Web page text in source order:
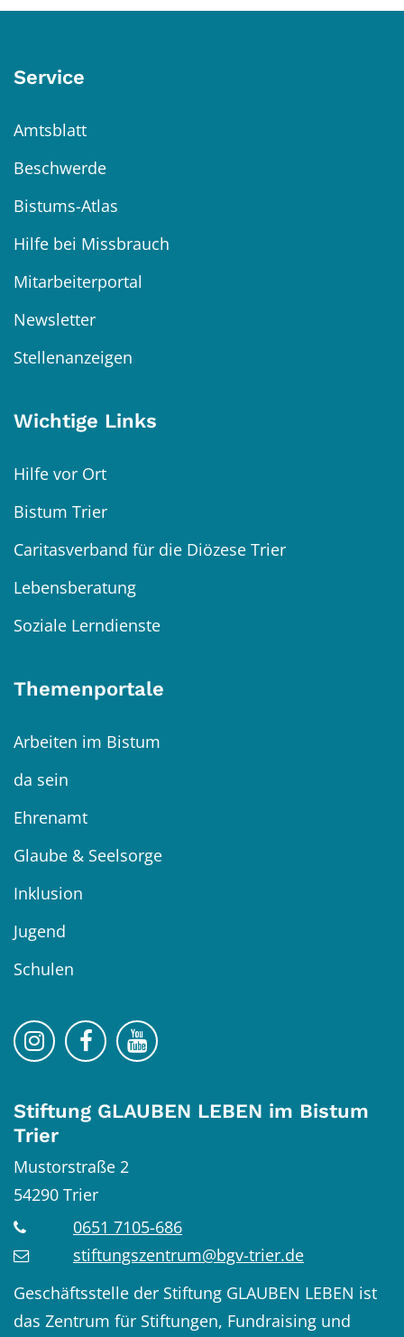
Service
Amtsblatt
Beschwerde
Bistums-Atlas
Hilfe bei Missbrauch
Mitarbeiterportal
Newsletter
Stellenanzeigen
Wichtige Links
Hilfe vor Ort
Bistum Trier
Caritasverband für die Diözese Trier
Lebensberatung
Soziale Lerndienste
Themenportale
Arbeiten im Bistum
da sein
Ehrenamt
Glaube & Seelsorge
Inklusion
Jugend
Schulen
Bistum Trier auf Instragram
Bistum Trier auf Facebook
Bistum Trier auf YouTube
Stiftung GLAUBEN LEBEN im Bistum
Trier
Mustorstraße 2
54290 Trier
0651 7105-686
stiftungszentrum@bgv-trier.de
Geschäftsstelle der Stiftung GLAUBEN LEBEN ist
das Zentrum für Stiftungen, Fundraising und